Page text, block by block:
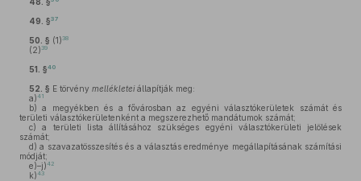
49. §37
50. § (1) 38
(2) 39
51. §40
52. § E törvény mellékleteiállapítják meg:
a)41
b) a megyékben és a fővárosban az egyéni választókerületek számát és
területi választókerületenként a megszerezhető mandátumok számát;
c) a területi lista állításához szükséges egyéni választókerületi jelölések
számát;
d) a szavazatösszesítés és a választás eredménye megállapításának számítási
módját;
e)–j)42
k)43